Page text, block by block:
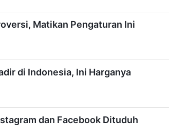
Matikan Pengaturan Ini
di Indonesia, Ini Harganya
dan Facebook Dituduh